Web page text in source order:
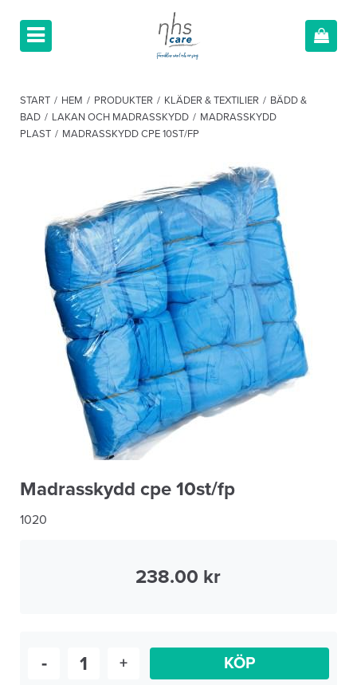
START / HEM / PRODUKTER / KLÄDER & TEXTILIER / BÄDD &
BAD / LAKAN OCH MADRASSKYDD / MADRASSKYDD
PLAST / MADRASSKYDD CPE 10ST/FP
Madrasskydd cpe 10st/fp
1020
238.00
- + KÖP